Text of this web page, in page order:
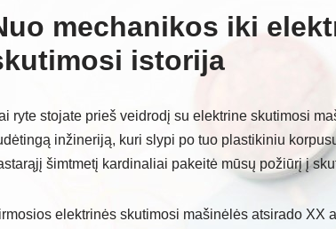
mechanikos iki
istorija
ryte stojate prieš veidrodį su elektrine skutimosi
inžineriją, kuri slypi po tuo plastikiniu
šimtmetį kardinaliai pakeitė mūsų požiūrį į
elektrinės skutimosi mašinėlės atsirado XX